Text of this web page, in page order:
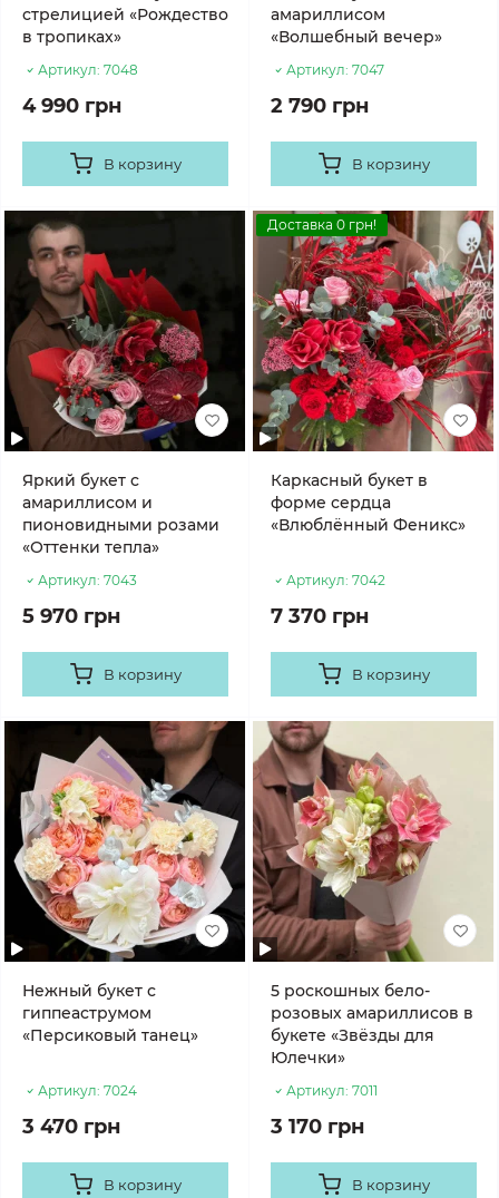
стрелицией «Рождество
в тропиках»
Артикул: 7048
4 990 грн
В корзину
амариллисом
«Волшебный вечер»
Артикул: 7047
2 790 грн
В корзину
Яркий букет с
амариллисом и
пионовидными розами
«Оттенки тепла»
Артикул: 7043
5 970 грн
В корзину
Доставка 0 грн!
Каркасный букет в
форме сердца
«Влюблённый Феникс»
Артикул: 7042
7 370 грн
В корзину
Нежный букет с
гиппеаструмом
«Персиковый танец»
Артикул: 7024
3 470 грн
В корзину
5 роскошных бело-
розовых амариллисов в
букете «Звёзды для
Юлечки»
Артикул: 7011
3 170 грн
В корзину